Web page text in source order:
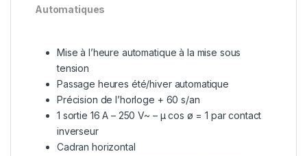
Automatiques
Mise à l’heure automatique à la mise sous
tension
Passage heures été/hiver automatique
Précision de l’horloge + 60 s/an
1 sortie 16 A – 250 V~ – μ cos ø = 1 par contact
inverseur
Cadran horizontal